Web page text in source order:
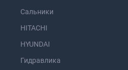
Сальники
HITACHI
HYUNDAI
Гидравлика